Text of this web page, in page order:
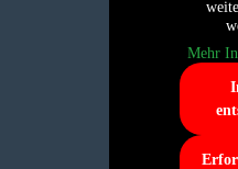
Mehr